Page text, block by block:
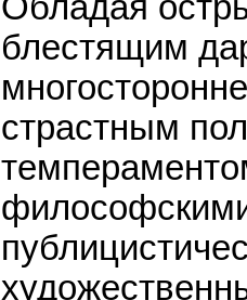
блестящим
страстным